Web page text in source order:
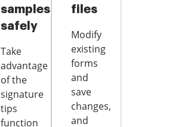
samples
safely
Take
advantage
of the
signature
tips
function
files
Modify
existing
forms
and
save
changes,
and